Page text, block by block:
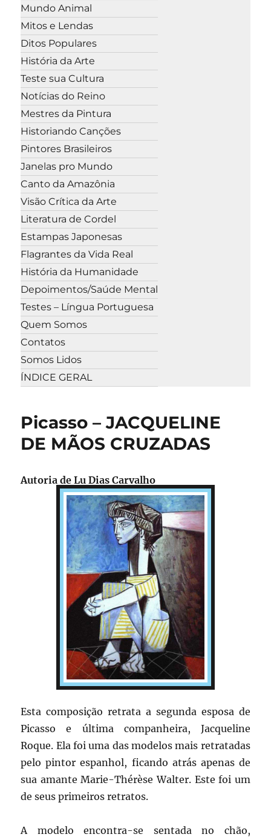
Mundo Animal
Mitos e Lendas
Ditos Populares
História da Arte
Teste sua Cultura
Notícias do Reino
Mestres da Pintura
Historiando Canções
Pintores Brasileiros
Janelas pro Mundo
Canto da Amazônia
Visão Crítica da Arte
Literatura de Cordel
Estampas Japonesas
Flagrantes da Vida Real
História da Humanidade
Depoimentos/Saúde Mental
Testes – Língua Portuguesa
Quem Somos
Contatos
Somos Lidos
ÍNDICE GERAL
Picasso – JACQUELINE
DE MÃOS CRUZADAS
Autoria deLu Dias Carvalho
Esta composição retrata a segunda esposa de
Picasso e última companheira, Jacqueline
Roque. Ela foi uma das modelos mais retratadas
pelo pintor espanhol, ficando atrás apenas de
sua amante Marie-Thérèse Walter. Este foi um
de seus primeiros retratos.
A modelo encontra-se sentada no chão,